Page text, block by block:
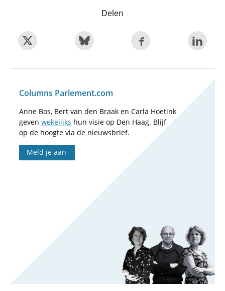
Delen
Columns Parlement.com
Anne Bos, Bert van den Braak en Carla Hoetink
geven wekelijks hun visie op Den Haag. Blijf
op de hoogte via de nieuwsbrief.
Meld je aan